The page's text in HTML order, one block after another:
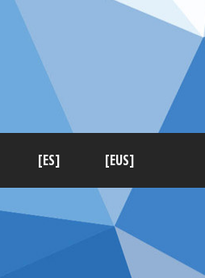
[ES] [EUS]